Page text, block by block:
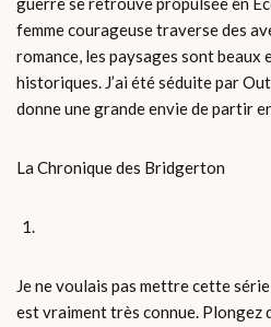
femme courageuse traverse des
romance, les paysages sont
historiques. J’ai été séduite par
donne une grande envie de partir
La Chronique des Bridgerton
Je ne voulais pas mettre cette
est vraiment très connue. Plongez